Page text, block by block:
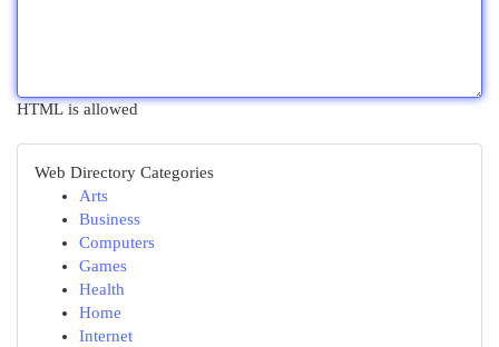
HTML is allowed
Web Directory Categories
Arts
Business
Computers
Games
Health
Home
Internet